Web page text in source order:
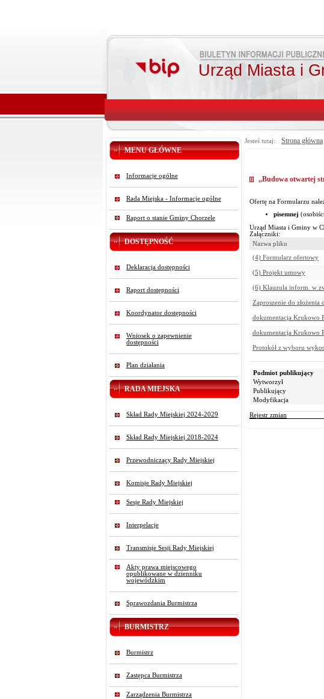
Urząd Miasta i
MENU GŁÓWNE
Informacje ogólne
Rada Miejska - Informacje ogólne
Raport o stanie Gminy Chorzele
DOSTĘPNOŚĆ
Deklaracja dostępności
Raport dostępności
Koordynator dostępności
Wniosek o zapewnienie
dostępności
Plan działania
RADA MIEJSKA
Skład Rady Miejskiej 2024-2029
Skład Rady Miejskiej 2018-2024
Przewodniczący Rady Miejskiej
Komisje Rady Miejskiej
Sesje Rady Miejskiej
Interpelacje
Transmisje Sesji Rady Miejskiej
Akty prawa miejscowego
opublikowane w dzienniku
wojewódzkim
Sprawozdania Burmistrza
BURMISTRZ
Burmistrz
Zastępca Burmistrza
Zarządzenia Burmistrza
Jesteś tutaj: Strona główna
,,Budowa otwartej
Ofertę na Formularzu
pisemnej
Urząd Miasta i Gminy w
Załączniki:
Nazwa pliku
(4) Formularz ofertowy
(5) Projekt umowy
(6) Klauzula inform. w
Zaproszenie do złożenia
dokumentacja Krukowo
dokumentacja Krukowo
Protokół z wyboru
Podmiot publikujący
Wytworzył
Publikujący
Modyfikacja
Rejestr zmian